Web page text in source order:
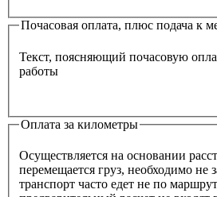
Почасовая оплата, плюс подача к
Текст, поясняющий почасовую
работы
Оплата за километры
Осуществляется на основании
перемещается груз, необходимо не
транспорт часто едет не по